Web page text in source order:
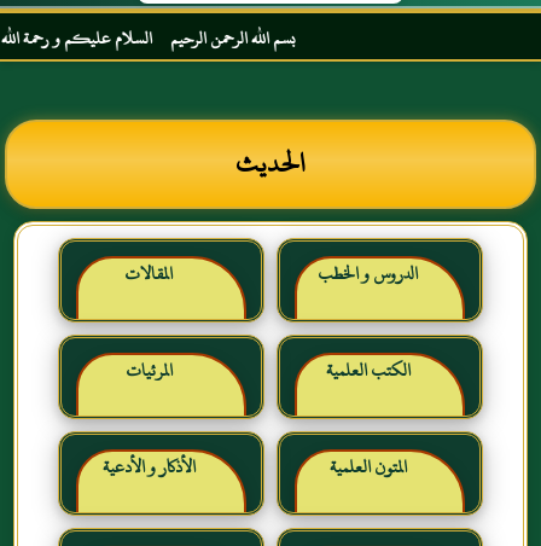
بسم الله الرحمن الرحيم السلام عليكم و رحمة الله
الحديث
الدروس و الخطب المقالات
الكتب العلمية المرئيات
المتون العلمية الأذكار و الأدعية